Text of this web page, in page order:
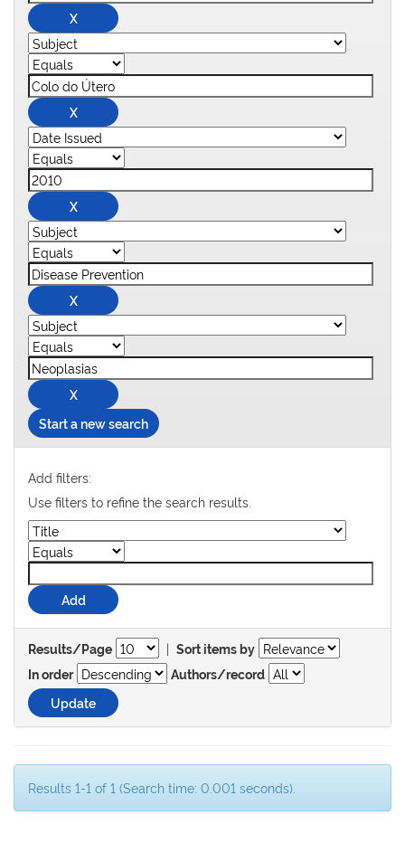
Start a new search
Add filters:
Use filters to refine the search results.
Results/Page | Sort items by
In order
Authors/record
Results 1-1 of 1 (Search time: 0.001 seconds).